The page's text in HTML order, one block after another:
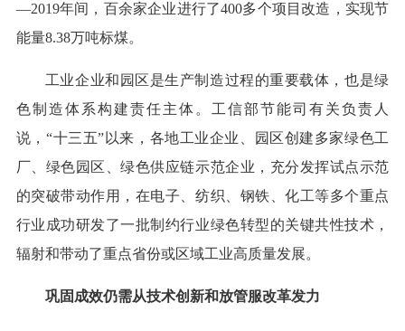
—2019年间，百余家企业进行了400多个项目改造，实现节
能量8.38万吨标煤。
工业企业和园区是生产制造过程的重要载体，也是绿
色制造体系构建责任主体。工信部节能司有关负责人
说，“十三五”以来，各地工业企业、园区创建多家绿色工
厂、绿色园区、绿色供应链示范企业，充分发挥试点示范
的突破带动作用，在电子、纺织、钢铁、化工等多个重点
行业成功研发了一批制约行业绿色转型的关键共性技术，
辐射和带动了重点省份或区域工业高质量发展。
巩固成效仍需从技术创新和放管服改革发力